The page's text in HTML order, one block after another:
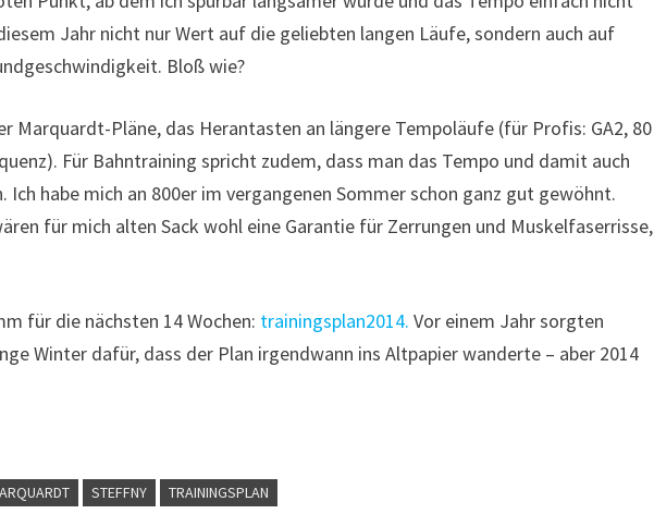
Jahr nicht nur Wert auf die geliebten langen Läufe, sondern auch auf
Bloß wie?
Marquardt-Pläne, das Herantasten an längere Tempoläufe (für Profis: GA2, 80
Für Bahntraining spricht zudem, dass man das Tempo und damit auch
habe mich an 800er im vergangenen Sommer schon ganz gut gewöhnt.
für mich alten Sack wohl eine Garantie für Zerrungen und Muskelfaserrisse,
für die nächsten 14 Wochen: trainingsplan2014.Vor einem Jahr sorgten
Winter dafür, dass der Plan irgendwann ins Altpapier wanderte – aber 2014
STEFFNY TRAININGSPLAN